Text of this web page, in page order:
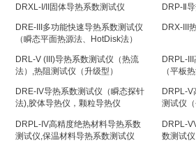
DRXL-I/II固体导热系数测试仪 DRP-Ⅱ
DRE-III多功能快速导热系数测试仪
（瞬态平面热源法、HotDisk法）
DRX-III
DRL-V (III)导热系数测试仪（热流
法）,热阻测试仪（升级型）
DRPL-
（平板
DRE-IV导热系数测试仪（瞬态探针
法),胶体导热仪，颗粒导热仪
DRPL-V
测试仪（
DRPL-IV高精度绝热材料导热系数
测试仪,保温材料导热系数测试仪
DRPL-
数测试仪